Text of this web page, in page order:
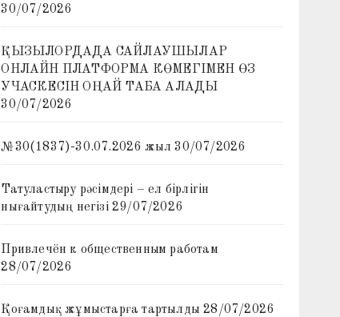
30/07/2026
ҚЫЗЫЛОРДАДА САЙЛАУШЫЛАР
ОНЛАЙН ПЛАТФОРМА КӨМЕГІМЕН ӨЗ
УЧАСКЕСІН ОҢАЙ ТАБА АЛАДЫ
30/07/2026
№30(1837)-30.07.2026 жыл 30/07/2026
Татуластыру рәсімдері – ел бірлігін
нығайтудың негізі 29/07/2026
Привлечён к общественным работам
28/07/2026
Қоғамдық жұмыстарға тартылды 28/07/2026